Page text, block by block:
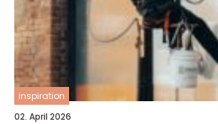
inspiration
02. April 2026